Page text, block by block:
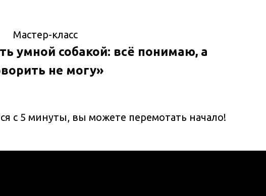
Мастер-класс
умной собакой: всё понимаю, а
не могу»
с 5 минуты, вы можете перемотать начало!